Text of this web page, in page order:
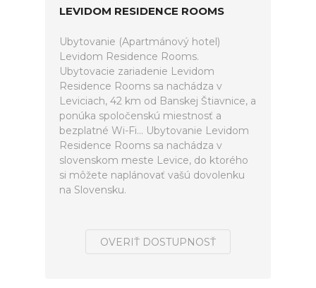
LEVIDOM RESIDENCE ROOMS
Ubytovanie (Apartmánový hotel)
Levidom Residence Rooms.
Ubytovacie zariadenie Levidom
Residence Rooms sa nachádza v
Leviciach, 42 km od Banskej Štiavnice, a
ponúka spoločenskú miestnosť a
bezplatné Wi-Fi... Ubytovanie Levidom
Residence Rooms sa nachádza v
slovenskom meste Levice, do ktorého
si môžete naplánovať vašú dovolenku
na Slovensku.
OVERIŤ DOSTUPNOSŤ